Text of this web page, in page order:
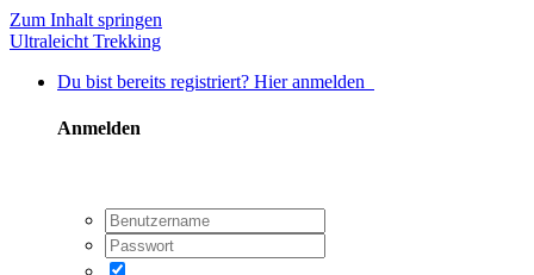
Zum Inhalt springen
Ultraleicht Trekking
Du bist bereits registriert? Hier anmelden
Anmelden